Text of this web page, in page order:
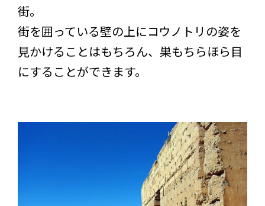
街。
街を囲っている壁の上にコウノトリの姿を
見かけることはもちろん、巣もちらほら目
にすることができます。